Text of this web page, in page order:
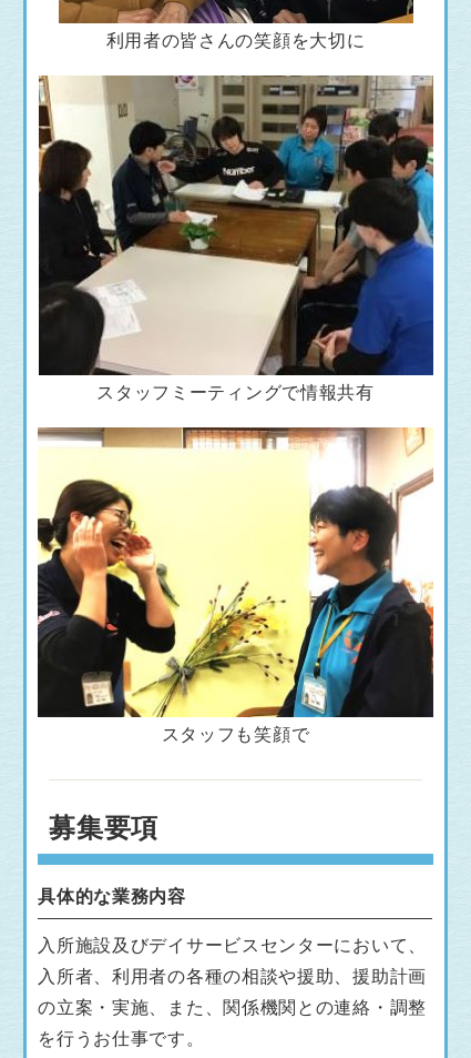
利用者の皆さんの笑顔を大切に
スタッフミーティングで情報共有
スタッフも笑顔で
募集要項
具体的な業務内容
入所施設及びデイサービスセンターにおいて、
入所者、利用者の各種の相談や援助、援助計画
の立案・実施、また、関係機関との連絡・調整
を行うお仕事です。